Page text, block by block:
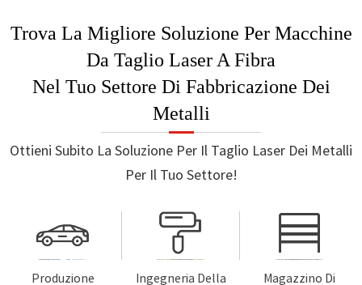
Trova La Migliore Soluzione Per Macchine
Da Taglio Laser A Fibra
Nel Tuo Settore Di Fabbricazione Dei
Metalli
Ottieni Subito La Soluzione Per Il Taglio Laser Dei Metalli
Per Il Tuo Settore!
Produzione
Ingegneria Della
Magazzino Di